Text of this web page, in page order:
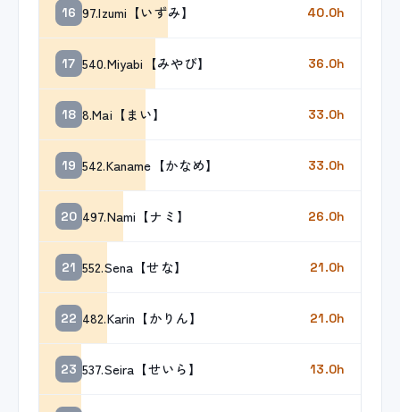
16 97.Izumi【いずみ】 40.0h
17 540.Miyabi【みやび】 36.0h
18 8.Mai【まい】 33.0h
19 542.Kaname【かなめ】 33.0h
20 497.Nami【ナミ】 26.0h
21 552.Sena【せな】 21.0h
22 482.Karin【かりん】 21.0h
23 537.Seira【せいら】 13.0h